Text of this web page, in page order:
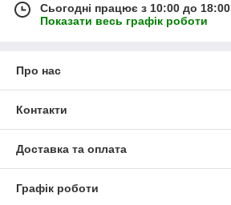
Сьогодні працює з 10:00 до 18:00
Показати весь графік роботи
Про нас
Контакти
Доставка та оплата
Графік роботи